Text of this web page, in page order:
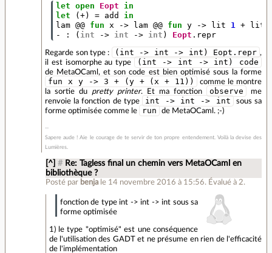
let open Eopt
in
let
(+) = add
in
lam @@ fun x -> lam @@ fun y -> lit 1 + lit
-
: ( int -> int -> int ) Eopt . repr
Regarde son type : (int -> int -> int) Eopt.repr ,
il est isomorphe au type
(int -> int -> int) code
de MetaOCaml, et son code est bien optimisé sous la forme
fun x y -> 3 + (y + (x + 11))
comme le montre
la sortie du pretty printer. Et ma fonction observe
me
renvoie la fonction de type
int -> int -> int
sous sa
forme optimisée comme le
run de MetaOCaml. ;-)
Sapere aude ! Aie le courage de te servir de ton propre entendement. Voilà la devise des
Lumières.
[^] # Re: Tagless final un chemin vers MetaOCaml en
bibliothèque ?
Posté par benja le 14 novembre 2016 à 15:56. Évalué à 2.
fonction de type int -> int -> int sous sa
forme optimisée
1) le type "optimisé" est une conséquence
de l'utilisation des GADT et ne présume en rien de l'efficacité
de l'implémentation